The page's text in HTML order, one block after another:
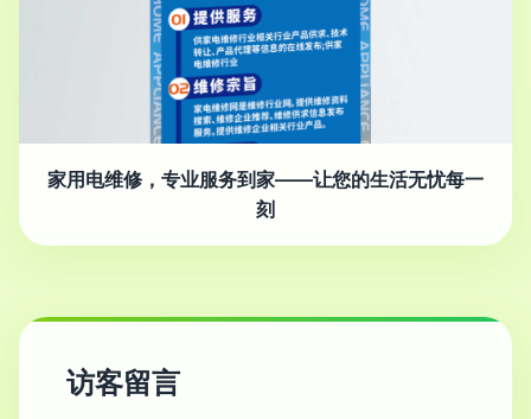
家用电维修，专业服务到家——让您的生活无忧每一
刻
访客留言